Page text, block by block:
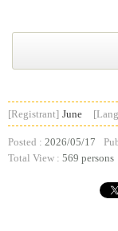
[Registrant] June
Posted : 2026/05/17
Total View : 569 persons